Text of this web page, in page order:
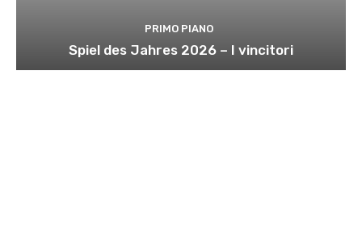
PRIMO PIANO
Spiel des Jahres 2026 – I vincitori